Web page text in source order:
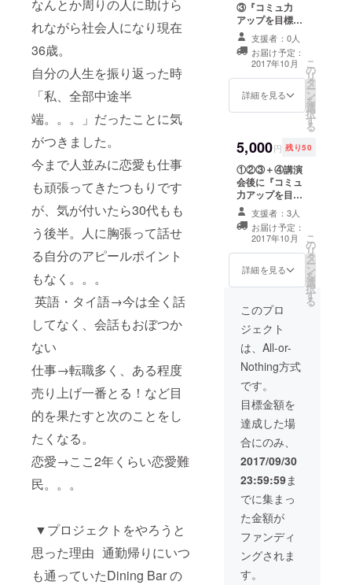
なんとか周りの人に助けら
れながら社会人になり現在
36歳。
自分の人生を振り返った時
「私、全部中途半
端。。。」だったことに気
がつきました。
今まで人並みに恋愛も仕事
も頑張ってきたつもりです
が、気が付いたら30代もも
う後半。人に胸張って話せ
る自分のアピールポイント
もなく。。。
英語・タイ語→今は全く話
してなく、会話もおぼつか
ない
仕事→転職多く、ある程度
売り上げ一番とる！など目
的を果たすと次のことをし
たくなる。
恋愛→ここ2年くらい恋愛難
民。。。
▼プロジェクトをやろうと
思った理由 通勤帰りにいつ
も通っていたDining Bar の
③『コミュ力
アップを目標に
日本一周をした
神田まりと旅仲
間とのコラボ
トークライブ』
への出席券（遠
方の方は講演会
支援者：0人
お届け予定：
2017年10月
詳細を見る
こ
の
リ
タ
ー
ン
を
選
択
す
る
5,000円 残り50
①②③＋④講演
会後に『コミュ
力アップを目標
に日本一周をし
た神田まりのコ
ミュ力を体験で
きるお茶会』へ
の出席券（遠方
の方はskypeで
支援者：3人
お届け予定：
2017年10月
詳細を見る
こ
の
リ
タ
ー
ン
を
選
択
す
る
このプロ
ジェクト
は、All-or-
Nothing方式
です。
目標金額を
達成した場
合にのみ、
2017/09/30
23:59:59ま
でに集まっ
た金額が
ファンディ
ングされま
す。